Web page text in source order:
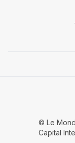
© Le
Capital